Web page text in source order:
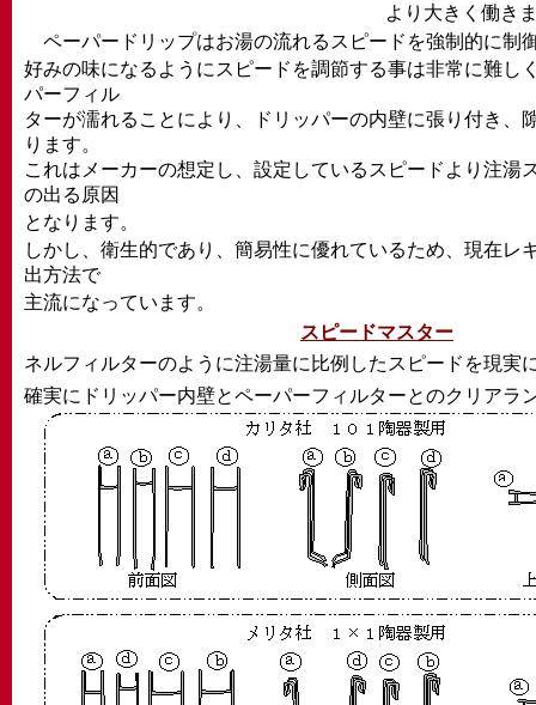
より大きく働き
ペーパードリップはお湯の流れるスピードを強制的に制
好みの味になるようにスピードを調節する事は非常に難し
パーフィル
ターが濡れることにより、ドリッパーの内壁に張り付き、
ります。
これはメーカーの想定し、設定しているスピードより注湯
の出る原因
となります。
しかし、衛生的であり、簡易性に優れているため、現在レ
出方法で
主流になっています。
スピードマスター
ネルフィルターのように注湯量に比例したスピードを現実
確実にドリッパー内壁とペーパーフィルターとのクリアラ